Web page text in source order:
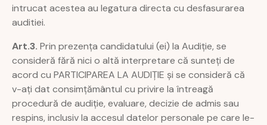
intrucat acestea au legatura directa cu desfasurarea
auditiei.
Art.3. Prin prezența candidatului (ei) la Audiție, se
consideră fără nici o altă interpretare că sunteți de
acord cu PARTICIPAREA LA AUDIȚIE și se consideră că
v-ați dat consimțământul cu privire la întreagă
procedură de audiție, evaluare, decizie de admis sau
respins, inclusiv la accesul datelor personale pe care le-